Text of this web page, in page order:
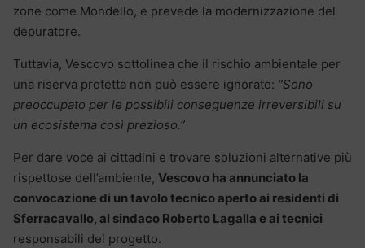
zone come Mondello, e prevede la modernizzazione del
depuratore.
Tuttavia, Vescovo sottolinea che il rischio ambientale per
una riserva protetta non può essere ignorato: “Sono
preoccupato per le possibili conseguenze irreversibili su
un ecosistema così prezioso.”
Per dare voce ai cittadini e trovare soluzioni alternative più
rispettose dell’ambiente, Vescovo ha annunciato la
convocazione di un tavolo tecnico aperto ai residenti di
Sferracavallo, al sindaco Roberto Lagalla e ai tecnici
responsabili del progetto.